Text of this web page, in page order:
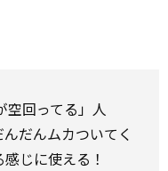
空回ってる」人
だんムカついてく
じに使える！